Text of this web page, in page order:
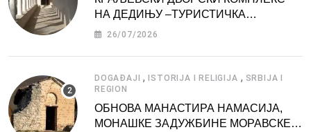
НА ДЕДИЊУ –ТУРИСТИЧКА
АТРАКЦИЈА
26/07/2026
DOGAĐAJI , ISTORIJA I RELIGIJA , SRBIJA I
REGION
ОБНОВА МАНАСТИРА НАМАСИЈА,
МОНАШКЕ ЗАДУЖБИНЕ МОРАВСКЕ